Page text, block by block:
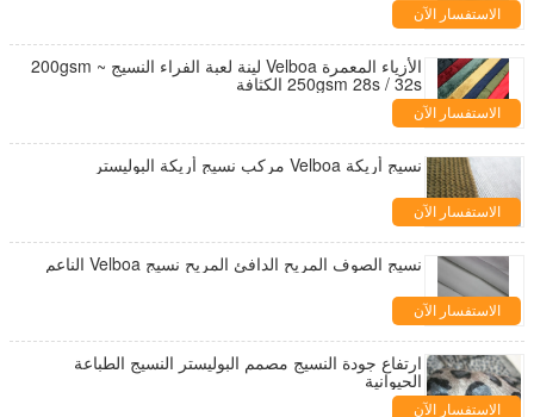
الاستفسار الآن
الأزياء المعمرة Velboa لينة لعبة الفراء النسيج 200gsm ~
250gsm 28s / 32s الكثافة
الاستفسار الآن
نسيج أريكة Velboa مركب نسيج أريكة البوليستر
الاستفسار الآن
نسيج الصوف المريح الدافئ المريح نسيج Velboa الناعم
الاستفسار الآن
ارتفاع جودة النسيج مصمم البوليستر النسيج الطباعة
الحيوانية
الاستفسار الآن